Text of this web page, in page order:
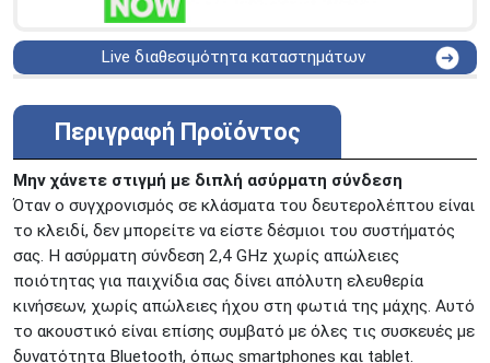
Live διαθεσιμότητα καταστημάτων
ΑΘΗΝΑ
Στουρνάρη 27
ΠΕΡΙΣΤΕΡΙ
ΠΕΙΡΑΙΑΣ
Μαυρομιχάλη 1 και Ακτή
Κονδύλη
ΜΕΤΑΜΟΡΦΩΣΗ
Τατοϊόυ 117
ΓΛΥΦΑΔΑ
A. Παπανδρέου 4
ΚΟΛΩΝΟΣ
Πτολεμαίου Κλαύδιου 8
ΚΕΝΤΡΙΚΕΣ ΑΠΟΘΗΚΕΣ
ΘΕΣΣΑΛΟΝΙΚΗ
Δωδεκανήσου 28 &
Περιγραφή Προϊόντος
Μην χάνετε στιγμή με διπλή ασύρματη σύνδεση
Όταν ο συγχρονισμός σε κλάσματα του δευτερολέπτου είναι
το κλειδί, δεν μπορείτε να είστε δέσμιοι του συστήματός
σας. Η ασύρματη σύνδεση 2,4 GHz χωρίς απώλειες
ποιότητας για παιχνίδια σας δίνει απόλυτη ελευθερία
κινήσεων, χωρίς απώλειες ήχου στη φωτιά της μάχης. Αυτό
το ακουστικό είναι επίσης συμβατό με όλες τις συσκευές με
δυνατότητα Bluetooth, όπως smartphones και tablet.